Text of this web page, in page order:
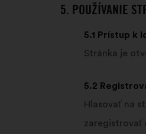
5. POUŽÍVANIE
5.1 Prístup k
Stránka je
5.2
Hlasovať na
zaregistrovať